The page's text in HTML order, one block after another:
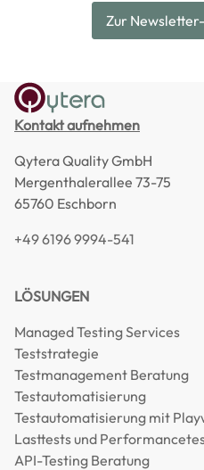
Zur
Kontakt aufnehmen
Qytera Quality GmbH
Mergenthalerallee 73-75
65760 Eschborn
+49 6196 9994-541
LÖSUNGEN
Managed Testing Services
Teststrategie
Testmanagement Beratung
Testautomatisierung
Testautomatisierung mit
Lasttests und
API-Testing Beratung